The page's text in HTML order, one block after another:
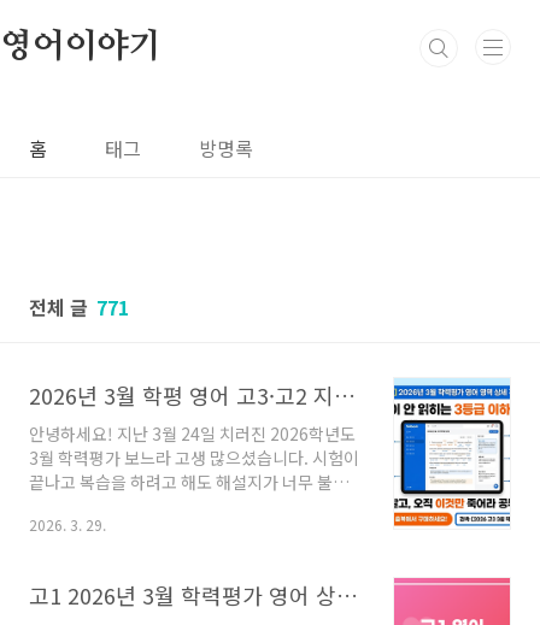
영어이야기
홈 태그 방명록
전체 글 771
2026년 3월 학평 영어 고3·고2 지문 상세분석 자료 (3등급 이하 필독!)
안녕하세요! 지난 3월 24일 치러진 2026학년도
3월 학력평가 보느라 고생 많으셨습니다. 시험이
끝나고 복습을 하려고 해도 해설지가 너무 불친
학생들은 "해석은 되는데 문장 구조가 안 보여
장별 상세분석 자료]를 소개합니다.✅ 이 자료는
2026. 3. 29.
고1 2026년 3월 학력평가 영어 상세문제풀이 해설